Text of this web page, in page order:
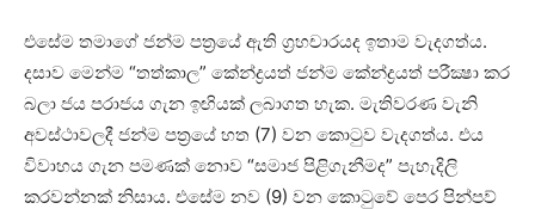
එසේම තමාගේ ජන්ම පත්‍රයේ ඇති ග්‍රහචාරයද ඉතාම වැදගත්ය.
දසාව මෙන්ම “තත්කාල” කේන්ද්‍රයත් ජන්ම කේන්ද්‍රයත් පරීක්‍ෂා කර
බලා ජය පරාජය ගැන ඉඟියක්‌ ලබාගත හැක. මැතිවරණ වැනි
අවස්‌ථාවලදී ජන්ම පත්‍රයේ හත (7) වන කොටුව වැදගත්ය. එය
විවාහය ගැන පමණක්‌ නොව “සමාජ පිළිගැනීමද” පැහැදිලි
කරවන්නක්‌ නිසාය. එසේම නව (9) වන කොටුවේ පෙර පින්පව්